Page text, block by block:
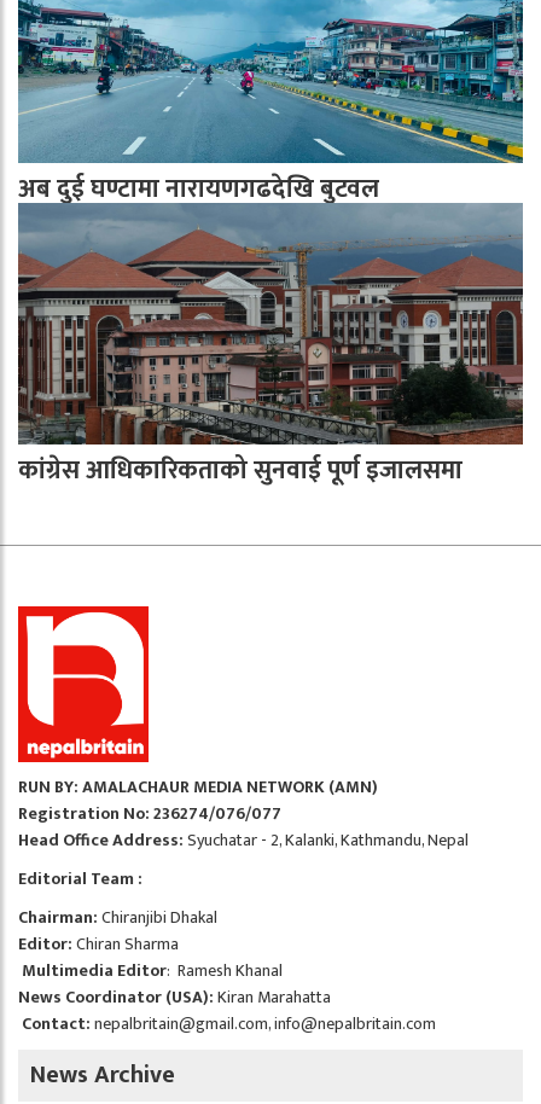
अब दुई घण्टामा नारायणगढदेखि बुटवल
कांग्रेस आधिकारिकताको सुनवाई पूर्ण इजालसमा
RUN BY: AMALACHAUR MEDIA NETWORK (AMN)
Registration No: 236274/076/077
Head Office Address:Syuchatar - 2, Kalanki, Kathmandu, Nepal
Editorial Team :
Chairman:Chiranjibi Dhakal
Editor:Chiran Sharma
Multimedia Editor: Ramesh Khanal
News Coordinator (USA):Kiran Marahatta
Contact:nepalbritain@gmail.com,info@nepalbritain.com
News Archive